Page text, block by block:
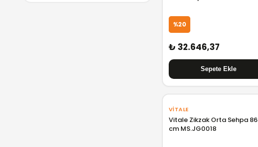
%20
₺ 32.646,37
VITALE
Vitale Zikzak Orta Sehpa 86
cm MS.JG0018